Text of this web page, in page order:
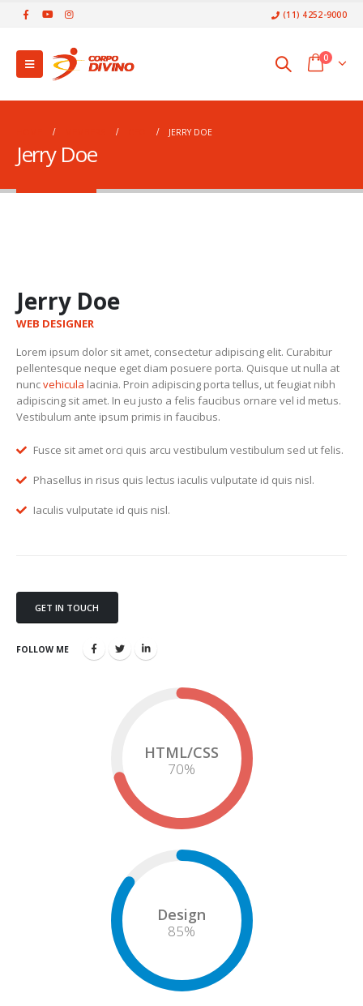
(11) 4252-9000
0
JERRY DOE
Jerry Doe
Jerry Doe
WEB DESIGNER
Lorem ipsum dolor sit amet, consectetur adipiscing elit. Curabitur
pellentesque neque eget diam posuere porta. Quisque ut nulla at
nuncvehicula lacinia. Proin adipiscing porta tellus, ut feugiat nibh
adipiscing sit amet. In eu justo a felis faucibus ornare vel id metus.
Vestibulum ante ipsum primis in faucibus.
Fusce sit amet orci quis arcu vestibulum vestibulum sed ut felis.
Phasellus in risus quis lectus iaculis vulputate id quis nisl.
Iaculis vulputate id quis nisl.
GET IN TOUCH
FOLLOW ME
HTML/CSS
73%
Design
85%